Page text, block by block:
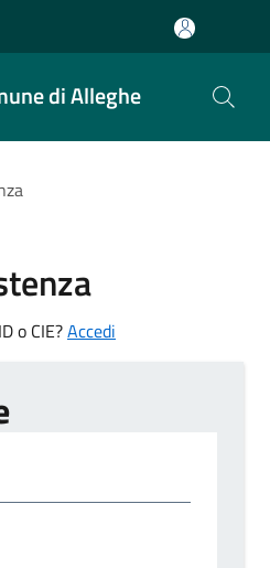
di Alleghe
o CIE?Accedi